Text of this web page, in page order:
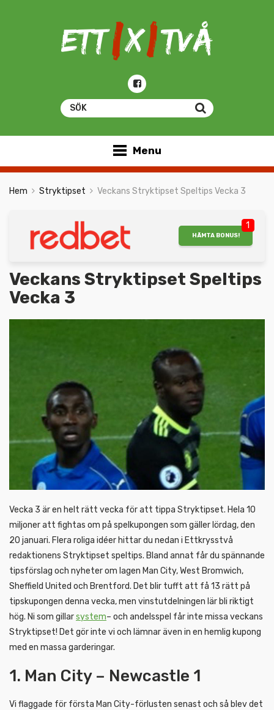
Menu
Hem Stryktipset Veckans Stryktipset Speltips Vecka 3
1
HÄMTA BONUS!
Veckans Stryktipset Speltips
Vecka 3
Vecka 3 är en helt rätt vecka för att tippa Stryktipset. Hela 10
miljoner att fightas om på spelkupongen som gäller lördag, den
20 januari. Flera roliga idéer hittar du nedan i Ettkrysstvå
redaktionens Stryktipset speltips. Bland annat får du spännande
tipsförslag och nyheter om lagen Man City, West Bromwich,
Sheffield United och Brentford. Det blir tufft att få 13 rätt på
tipskupongen denna vecka, men vinstutdelningen lär bli riktigt
hög. Ni som gillarsystem– och andelsspel får inte missa veckans
Stryktipset! Det gör inte vi och lämnar även in en hemlig kupong
med en massa garderingar.
1. Man City – Newcastle 1
Vi flaggade för första Man City-förlusten senast och så blev det